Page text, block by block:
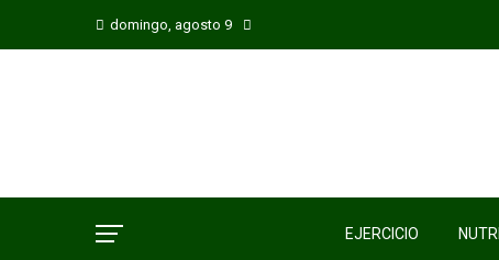
domingo, agosto 9
EJERCICIO